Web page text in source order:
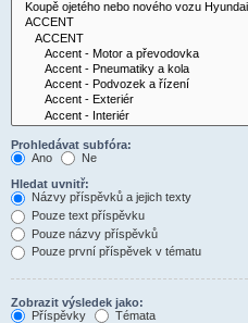
Prohledávat subfóra:
Ano
Ne
Hledat uvnitř:
Názvy příspěvků a jejich texty
Pouze text příspěvku
Pouze názvy příspěvků
Pouze první příspěvek v tématu
Zobrazit výsledek jako:
Příspěvky
Témata